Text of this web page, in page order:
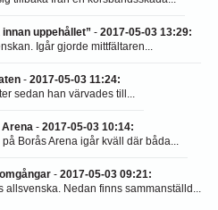
uppehållet” - 2017-05-03 13:29:
Igår gjorde mittfältaren...
- 2017-05-03 11:24:
sedan han värvades till...
Arena - 2017-05-03 10:14:
Borås Arena igår kväll där båda...
- 2017-05-03 09:21:
allsvenska. Nedan finns sammanställd...